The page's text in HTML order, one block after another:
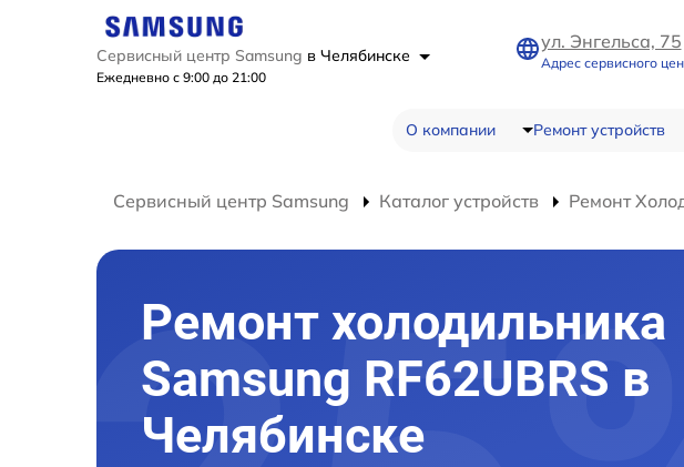
Сервисный центр Samsung в Челябинске
Ежедневно с 9:00 до 21:00
ул. Энгельса, 75
Адрес сервисного
О компании Ремонт устройств
Сервисный центр Samsung Каталог устройств Ремонт
Ремонт холодильника
Samsung RF62UBRS в
Челябинске